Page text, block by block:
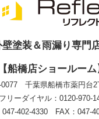
塗装＆雨漏り専門
【船橋店ショールーム
0077 千葉県船橋市薬円台2
フリーダイヤル：0120-970-
047-402-4330 FAX：047-